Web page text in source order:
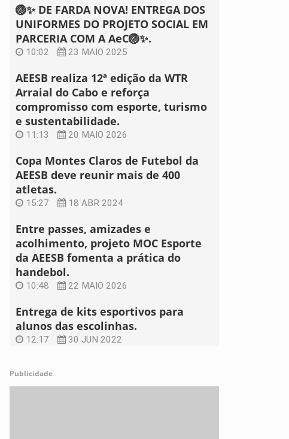
🏐✨ DE FARDA NOVA! ENTREGA DOS
UNIFORMES DO PROJETO SOCIAL EM
PARCERIA COM A AeC🏐✨.
10:02 23 MAIO 2025
AEESB realiza 12ª edição da WTR
Arraial do Cabo e reforça
compromisso com esporte, turismo
e sustentabilidade.
11:13 20 MAIO 2026
Copa Montes Claros de Futebol da
AEESB deve reunir mais de 400
atletas.
15:27 18 ABR 2024
Entre passes, amizades e
acolhimento, projeto MOC Esporte
da AEESB fomenta a prática do
handebol.
10:48 22 MAIO 2026
Entrega de kits esportivos para
alunos das escolinhas.
12:17 30 JUN 2022
Publicidade